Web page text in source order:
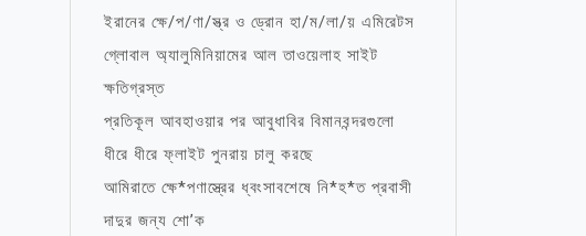
ইরানের ক্ষে/প/ণা/স্ত্র ও ড্রোন হা/ম/লা/য় এমিরেটস
গ্লোবাল অ্যালুমিনিয়ামের আল তাওয়েলাহ সাইট
ক্ষতিগ্রস্ত
প্রতিকূল আবহাওয়ার পর আবুধাবির বিমানবন্দরগুলো
ধীরে ধীরে ফ্লাইট পুনরায় চালু করছে
আমিরাতে ক্ষে*পণাস্ত্রের ধ্বংসাবশেষে নি*হ*ত প্রবাসী
দাদুর জন্য শো’ক